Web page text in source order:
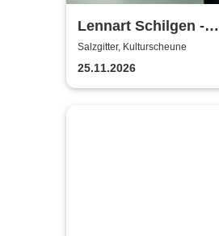
Lennart Schilgen -
Abwesenheitsnotizen
Salzgitter, Kulturscheune
25.11.2026